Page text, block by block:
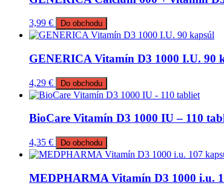
3,99 € Do obchodu
GENERICA Vitamín D3 1000 I.U. 90
4,29 € Do obchodu
BioCare Vitamín D3 1000 IU – 110
4,35 € Do obchodu
MEDPHARMA Vitamín D3 1000 i.u.